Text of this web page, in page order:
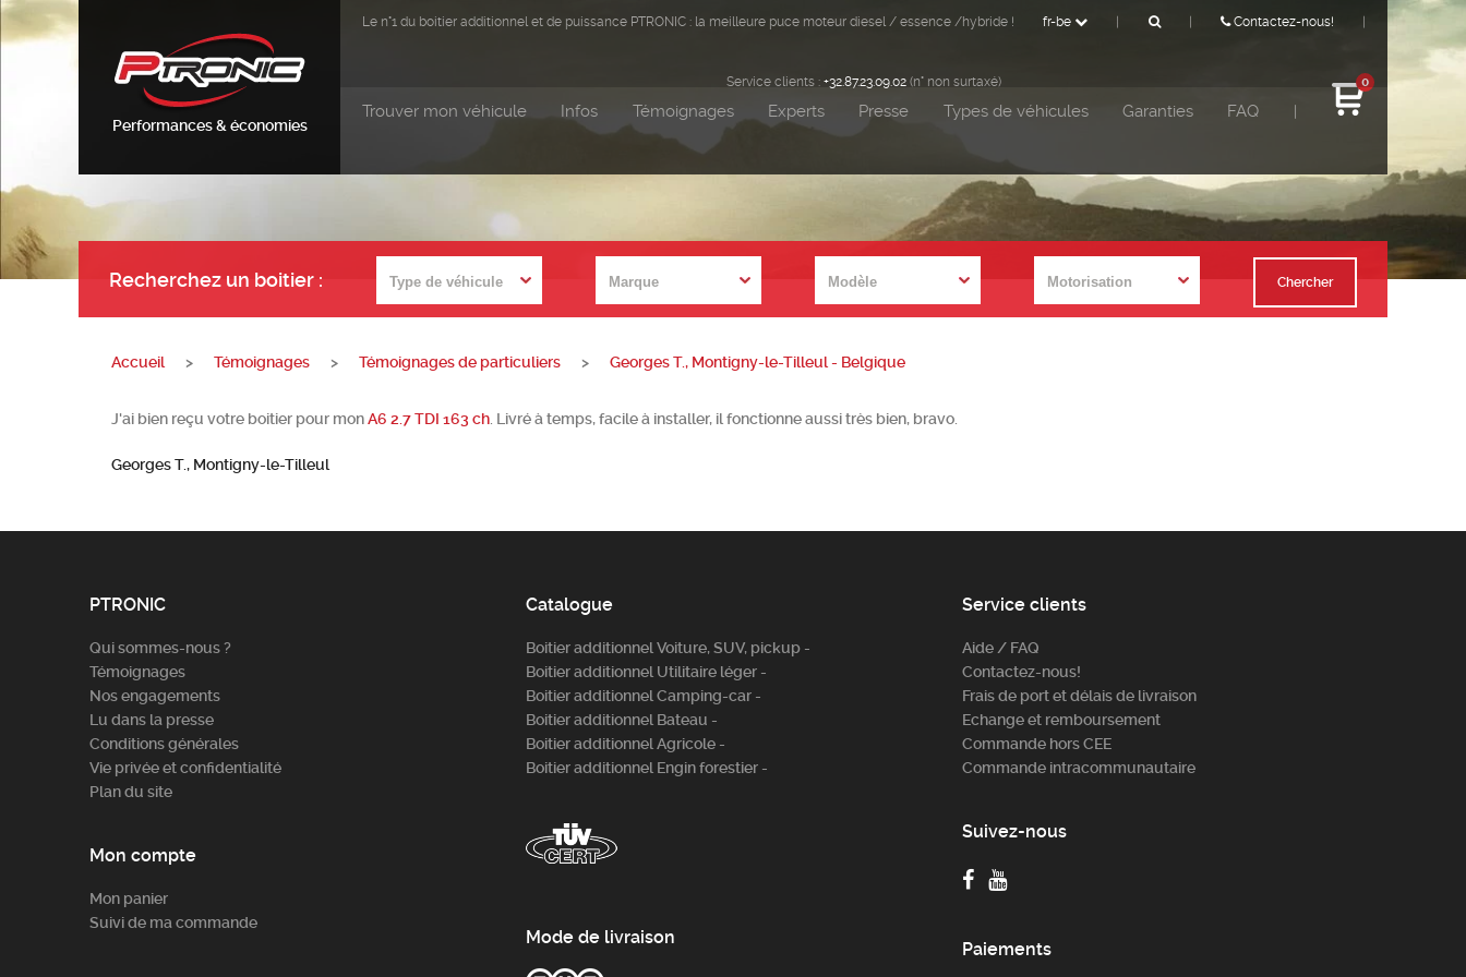
Performances & économies
Trouver mon véhicule Infos Témoignages Experts Presse Types de véhicules Garanties FAQ
0
Le n°1 du boitier additionnel et de puissance PTRONIC : la meilleure puce moteur diesel / essence /hybride ! fr-be Contactez-nous!
Service clients : +32.87.23.09.02 (n° non surtaxé)
Recherchez un boitier : Chercher
Accueil > Témoignages > Témoignages de particuliers > Georges T., Montigny-le-Tilleul - Belgique
J'ai bien reçu votre boitier pour monA6 2.7 TDI 163 ch . Livré à temps, facile à installer, il fonctionne aussi très bien, bravo.
Georges T., Montigny-le-Tilleul
PTRONIC
Qui sommes-nous ?
Témoignages
Nos engagements
Lu dans la presse
Conditions générales
Vie privée et confidentialité
Plan du site
Mon compte
Mon panier
Suivi de ma commande
Catalogue
Boitier additionnel Voiture, SUV, pickup -
Boitier additionnel Utilitaire léger -
Boitier additionnel Camping-car -
Boitier additionnel Bateau -
Boitier additionnel Agricole -
Boitier additionnel Engin forestier -
Mode de livraison
Service clients
Aide / FAQ
Contactez-nous!
Frais de port et délais de livraison
Echange et remboursement
Commande hors CEE
Commande intracommunautaire
Suivez-nous
Paiements